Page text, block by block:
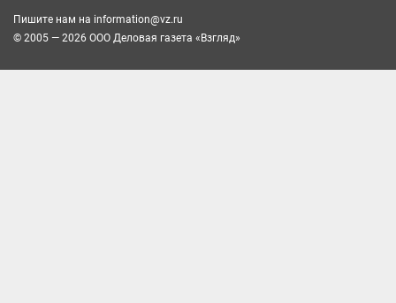
Пишите нам на information@vz.ru
© 2005 — 2026 ООО Деловая газета «Взгляд»